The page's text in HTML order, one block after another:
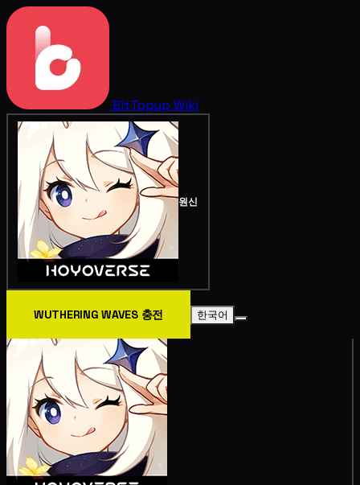
BitTopup Wiki
원신
WUTHERING WAVES 충전 한국어